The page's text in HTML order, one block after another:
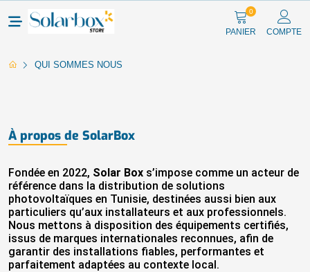
PANIER
0
COMPTE
QUI SOMMES NOUS
À propos de SolarBox
Fondée en 2022, Solar Box s’impose comme un acteur de
référence dans la distribution de solutions
photovoltaïques en Tunisie, destinées aussi bien aux
particuliers qu’aux installateurs et aux professionnels.
Nous mettons à disposition des équipements certifiés,
issus de marques internationales reconnues, afin de
garantir des installations fiables, performantes et
parfaitement adaptées au contexte local.